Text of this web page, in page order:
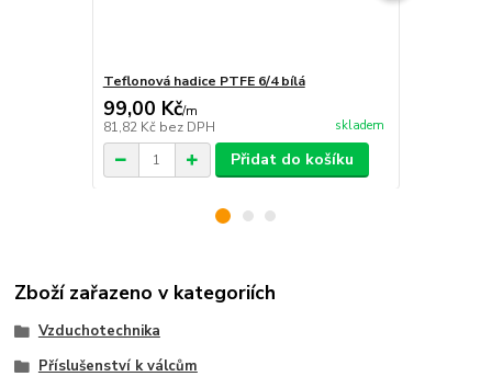
Teflonová hadice PTFE 6/4 bílá
99,00 Kč/m
81,82 Kč bez DPH skladem
Přidat do košíku
Zboží zařazeno v kategoriích
Vzduchotechnika
Příslušenství k válcům